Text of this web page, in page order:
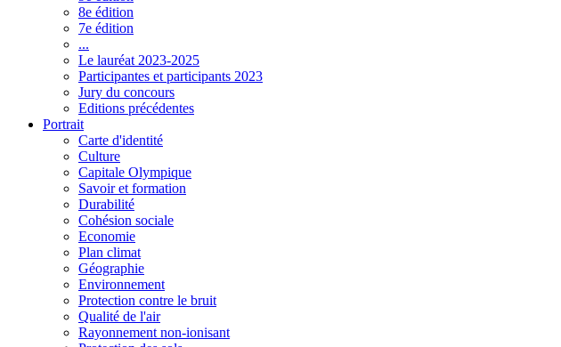
8e édition
7e édition
...
Le lauréat 2023-2025
Participantes et participants 2023
Jury du concours
Editions précédentes
Portrait
Carte d'identité
Culture
Capitale Olympique
Savoir et formation
Durabilité
Cohésion sociale
Economie
Plan climat
Géographie
Environnement
Protection contre le bruit
Qualité de l'air
Rayonnement non-ionisant